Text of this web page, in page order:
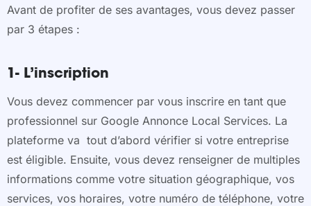
Avant de profiter de ses avantages, vous devez passer
par 3 étapes :
1- L’inscription
Vous devez commencer par vous inscrire en tant que
professionnel sur Google Annonce Local Services. La
plateforme va tout d’abord vérifier si votre entreprise
est éligible. Ensuite, vous devez renseigner de multiples
informations comme votre situation géographique, vos
services, vos horaires, votre numéro de téléphone, votre